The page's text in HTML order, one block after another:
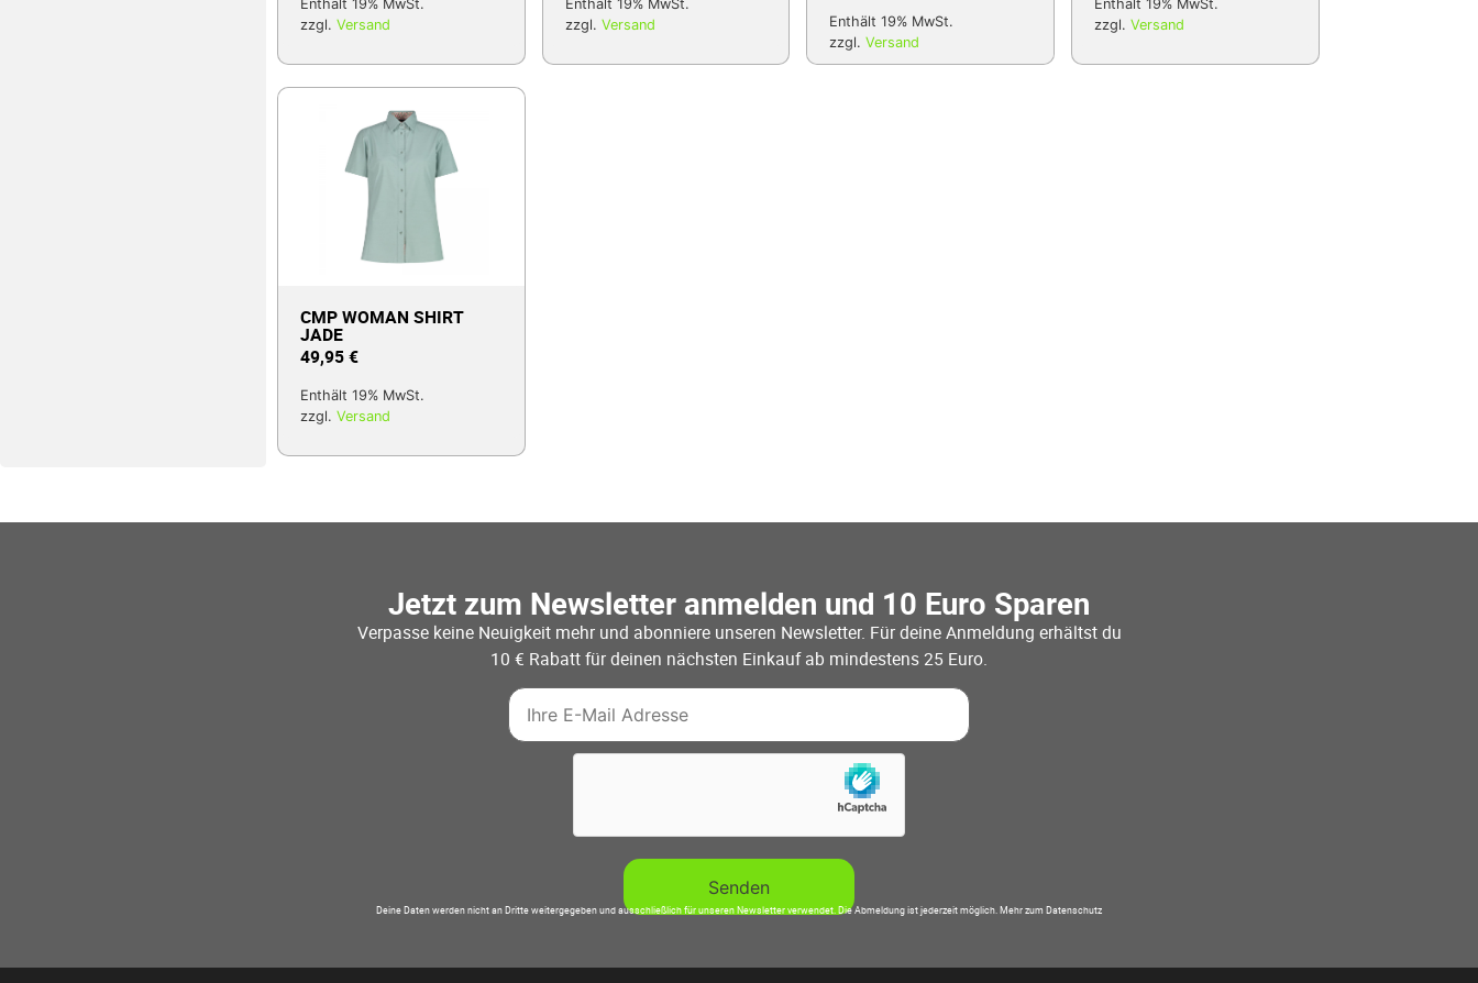
Enthält 19% MwSt.
zzgl. Versand
Enthält 19% MwSt.
zzgl. Versand
Enthält 19% MwSt.
zzgl.Versand
Enthält 19% MwSt.
zzgl. Versand
CMP WOMAN SHIRT
JADE
49,95€
Enthält 19% MwSt.
zzgl. Versand
Jetzt zum Newsletter anmelden und 10 Euro Sparen
Verpasse keine Neuigkeit mehr und abonniere unseren Newsletter. Für deine Anmeldung erhältst du
10 € Rabatt für deinen nächsten Einkauf ab mindestens 25 Euro.
Deine Daten werden nicht an Dritte weitergegeben und ausschließlich für unseren Newsletter verwendet. Die Abmeldung ist jederzeit möglich. Mehr zum Datenschutz